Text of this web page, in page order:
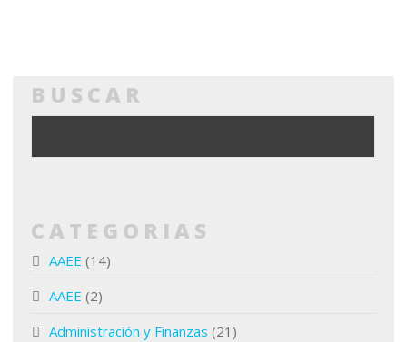
BUSCAR
CATEGORIAS
AAEE (14)
AAEE (2)
Administración y Finanzas (21)